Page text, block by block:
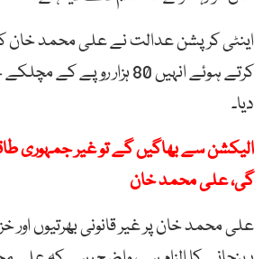
اینٹی کرپشن عدالت نے علی محمد
کرتے ہوئے انہیں 80 ہزار
دیا۔
الیکشن سے بھاگیں گے تو غیر جمہوری
گی، علی محمد خان
علی محمد خان پر غیر قانونی بھرتیوں اور